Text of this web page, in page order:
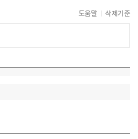
도움말 삭제기준